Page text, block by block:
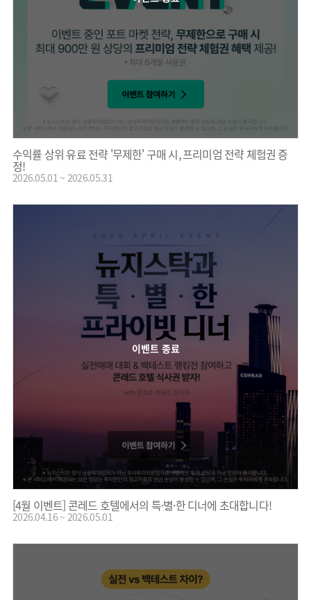
수익률 상위 유료 전략 '무제한' 구매 시, 프리미엄 전략 체험권 증
정!
2026.05.01 ~ 2026.05.31
이벤트 종료
[4월 이벤트] 콘레드 호텔에서의 특·별·한 디너에 초대합니다!
2026.04.16 ~ 2026.05.01